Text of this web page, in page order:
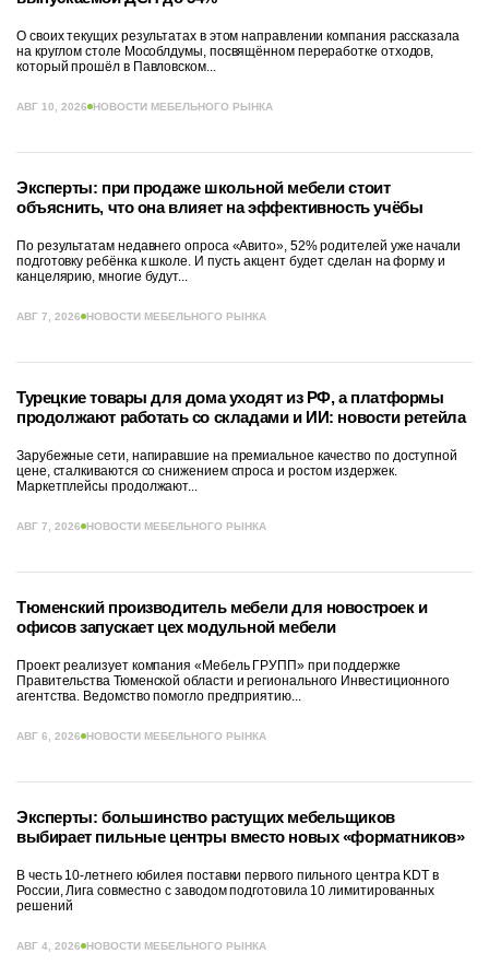
О своих текущих результатах в этом направлении компания рассказала
на круглом столе Мособлдумы, посвящённом переработке отходов,
который прошёл в Павловском...
АВГ 10, 2026 НОВОСТИ МЕБЕЛЬНОГО РЫНКА
Эксперты: при продаже школьной мебели стоит
объяснить, что она влияет на эффективность учёбы
По результатам недавнего опроса «Авито», 52% родителей уже начали
подготовку ребёнка к школе. И пусть акцент будет сделан на форму и
канцелярию, многие будут...
АВГ 7, 2026 НОВОСТИ МЕБЕЛЬНОГО РЫНКА
Турецкие товары для дома уходят из РФ, а платформы
продолжают работать со складами и ИИ: новости ретейла
Зарубежные сети, напиравшие на премиальное качество по доступной
цене, сталкиваются со снижением спроса и ростом издержек.
Маркетплейсы продолжают...
АВГ 7, 2026 НОВОСТИ МЕБЕЛЬНОГО РЫНКА
Тюменский производитель мебели для новостроек и
офисов запускает цех модульной мебели
Проект реализует компания «Мебель ГРУПП» при поддержке
Правительства Тюменской области и регионального Инвестиционного
агентства. Ведомство помогло предприятию...
АВГ 6, 2026 НОВОСТИ МЕБЕЛЬНОГО РЫНКА
Эксперты: большинство растущих мебельщиков
выбирает пильные центры вместо новых «форматников»
В честь 10-летнего юбилея поставки первого пильного центра KDT в
России, Лига совместно с заводом подготовила 10 лимитированных
решений
АВГ 4, 2026 НОВОСТИ МЕБЕЛЬНОГО РЫНКА